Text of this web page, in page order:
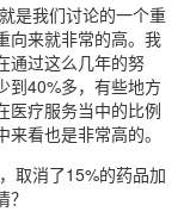
是我们讨论的一个重
向来就非常的高。我
通过这么几年的努
到40%多，有些地方
医疗服务当中的比例
看也是非常高的。
取消了15%的药品加